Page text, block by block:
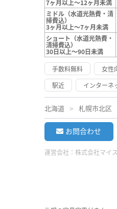
7ヶ月以上～12ヶ月未満
ミドル（水道光熱費・清
掃費込）
3ヶ月以上～7ヶ月未満
ショート（水道光熱費・
清掃費込）
30日以上～90日未満
手数料無料 女性
駅近
インターネ
北海道 札幌市北区
お問合わせ
運営会社： 株式会社マイ